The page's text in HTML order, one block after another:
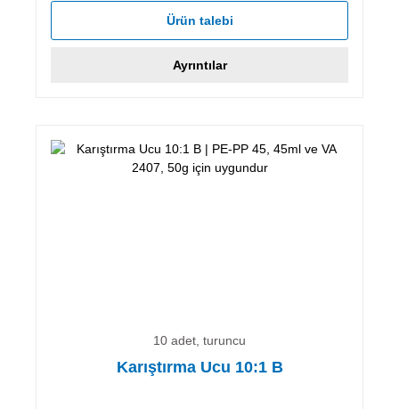
Ürün talebi
Ayrıntılar
10 adet, turuncu
Karıştırma Ucu 10:1 B